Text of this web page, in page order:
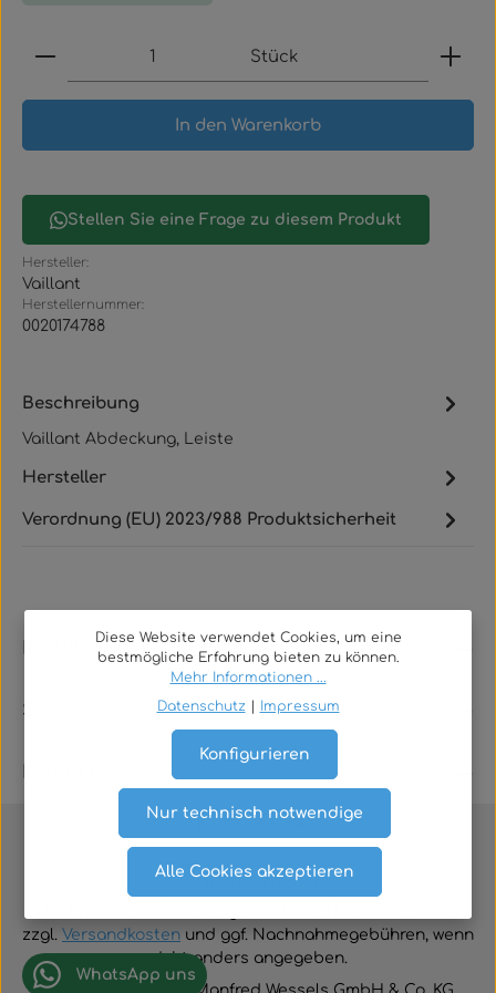
Produkt Anzahl: Gib den gewünschten Wert
Stück
In den Warenkorb
Stellen Sie eine Frage zu diesem Produkt
Hersteller:
Vaillant
Herstellernummer:
0020174788
Beschreibung
Vaillant Abdeckung, Leiste
Hersteller
Verordnung (EU) 2023/988 Produktsicherheit
Rechtliches
Service
Vertrag widerrufen
zzgl. Versandkosten und ggf. Nachnahmegebühren, wenn
nicht anders angegeben.
WhatsApp uns
Diese Website verwendet Cookies, um eine
bestmögliche Erfahrung bieten zu können.
Mehr Informationen ...
Datenschutz
Impressum
Nur technisch notwendige
Konfigurieren
Alle Cookies akzeptieren